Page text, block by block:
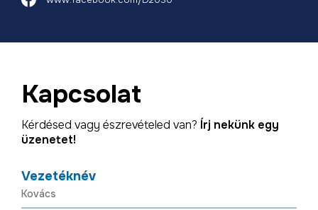
Kapcsolat
Kérdésed vagy észrevételed van? Írj nekünk egy
üzenetet!
Vezetéknév